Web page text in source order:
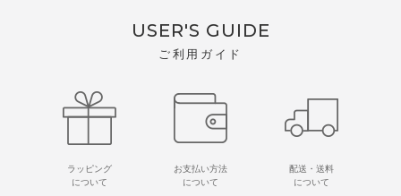
USER'S GUIDE
ご利用ガイド
ラッピング
について
お支払い方法
について
配送・送料
について